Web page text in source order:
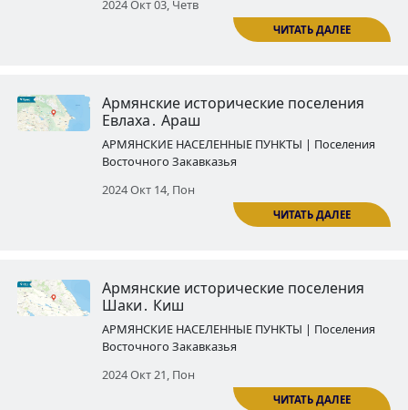
Армянские исторические
Шаки․ Кунгут
АРМЯНСКИЕ НАСЕЛЕННЫЕ ПУНКТЫ |